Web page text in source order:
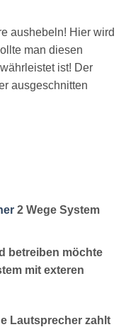
aushebeln! Hier wird
man diesen
ist! Der
ausgeschnitten
2 Wege System
betreiben möchte
mit exteren
Lautsprecher zahlt